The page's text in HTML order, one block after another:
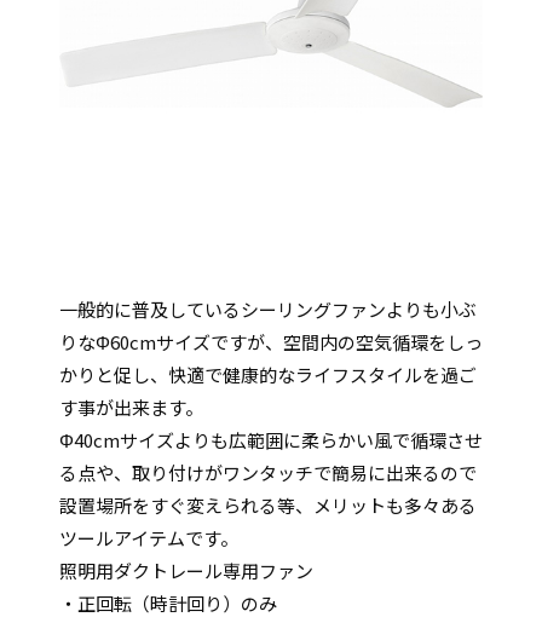
一般的に普及しているシーリングファンよりも小ぶ
りなΦ60cmサイズですが、空間内の空気循環をしっ
かりと促し、快適で健康的なライフスタイルを過ご
す事が出来ます。
Φ40cmサイズよりも広範囲に柔らかい風で循環させ
る点や、取り付けがワンタッチで簡易に出来るので
設置場所をすぐ変えられる等、メリットも多々ある
ツールアイテムです。
照明用ダクトレール専用ファン
・正回転（時計回り）のみ